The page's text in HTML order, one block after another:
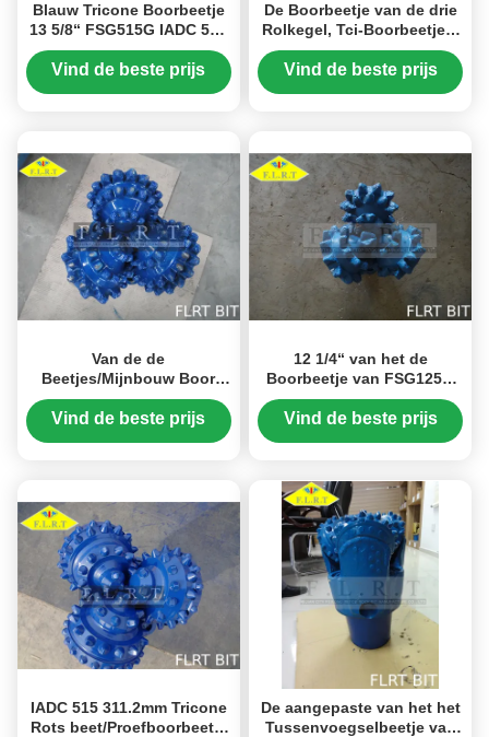
Blauw Tricone Boorbeetje
13 5/8“ FSG515G IADC 515
voor Middelgrote Harde
Vorming
Vind de beste prijs
De Boorbeetje van de drie
Rolkegel, Tci-Boorbeetje 8
1/2 FA126 voor de Boring
van de Waterput
Vind de beste prijs
Van de de
Beetjes/Mijnbouw Boor
van de olieveldboor de
Beetjes Verzegeld Halsblok
Vind de beste prijs
12 1/4“ van het de
Boorbeetje van FSG125G
Tricone Verzegeld Rollager
met Maatbescherming
Vind de beste prijs
IADC 515 311.2mm Tricone
Rots beet/Proefboorbeetje
De aangepaste van het het
Tussenvoegselbeetje van